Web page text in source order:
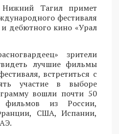
Тагил примет
фестиваля
дебютного кино «Урал
зрители
лучшие фильмы
встретиться с
участие в выборе
вошли почти 50
фильмов из России,
США, Испании,